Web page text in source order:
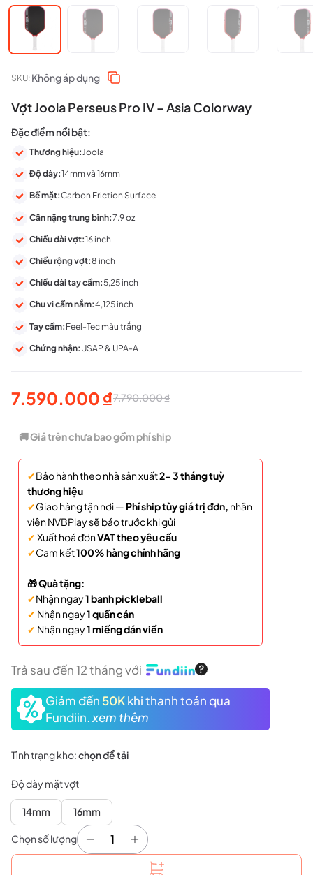
SKU: Không áp dụng
Vợt Joola Perseus Pro IV – Asia Colorway
Đặc điểm nổi bật:
Thương hiệu:Joola
Độ dày:14mm và 16mm
Bề mặt:Carbon Friction Surface
Cân nặng trung bình:7.9 oz
Chiều dài vợt:16 inch
Chiều rộng vợt:8 inch
Chiều dài tay cầm:5,25 inch
Chu vi cầm nắm:4,125 inch
Tay cầm: Feel-Tec màu trắng
Chứng nhận: USAP & UPA-A
7.790.000₫
Giá
gốc
là:
7.790.000 ₫.
7.590.000 ₫
Giá
hiện
tại
là:
7.590.000 ₫.
🚚 Giá trên chưa bao gồm phí ship
✔Bảo hành theo nhà sản xuất2- 3 tháng tuỳ
thương hiệu
✔Giao hàng tận nơi — Phí ship tùy giá trị đơn, nhân
viên NVBPlay sẽ báo trước khi gửi
✔ Xuất hoá đơnVAT theo yêu cầu
✔Cam kết100% hàng chính hãng
🎁 Quà tặng:
✔Nhận ngay1 banh pickleball
✔ Nhận ngay1 quấn cán
✔ Nhận ngay1 miếng dán viền
Trả sau đến 12 tháng với
Giảm đến 50Kkhi thanh toán qua
Fundiin.xem thêm
Tình trạng kho:chọn để tải
Độ dày mặt vợt
14mm 16mm
Chọn số lượng
Vợt Joola Perseus Pro IV - Asia Colorway số